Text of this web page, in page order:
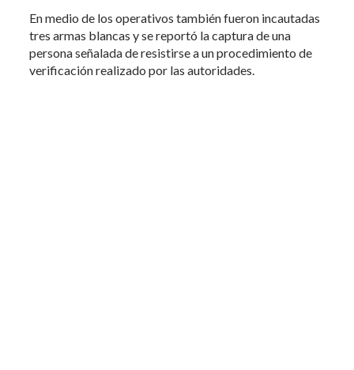
En medio de los operativos también fueron incautadas
tres armas blancas y se reportó la captura de una
persona señalada de resistirse a un procedimiento de
verificación realizado por las autoridades.